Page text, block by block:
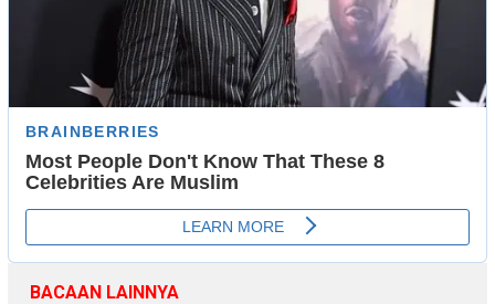
BACAAN LAINNYA